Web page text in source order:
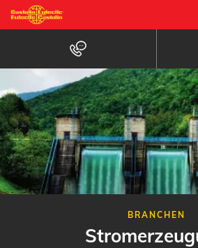
Direkt
zum
BRANCHEN